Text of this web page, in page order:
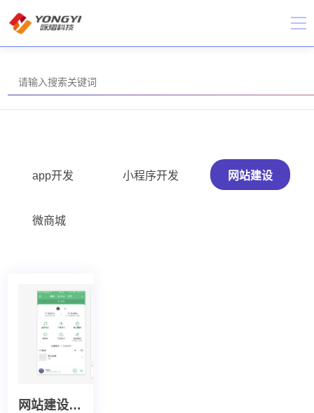
app开发 小程序开发 网站建设
微商城
网站建设软件开发